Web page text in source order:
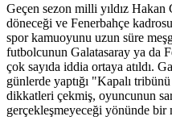
Geçen sezon milli yıldız
döneceği ve Fenerbahçe
spor kamuoyunu uzun süre
futbolcunun Galatasaray ya da
çok sayıda iddia ortaya atıldı.
günlerde yaptığı "Kapalı
dikkatleri çekmiş, oyuncunun
gerçekleşmeyeceği yönünde bir